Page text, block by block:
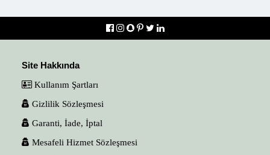
Site Hakkında
Kullanım Şartları
Gizlilik Sözleşmesi
Garanti, İade, İptal
Mesafeli Hizmet Sözleşmesi